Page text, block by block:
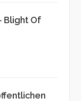
Blight Of